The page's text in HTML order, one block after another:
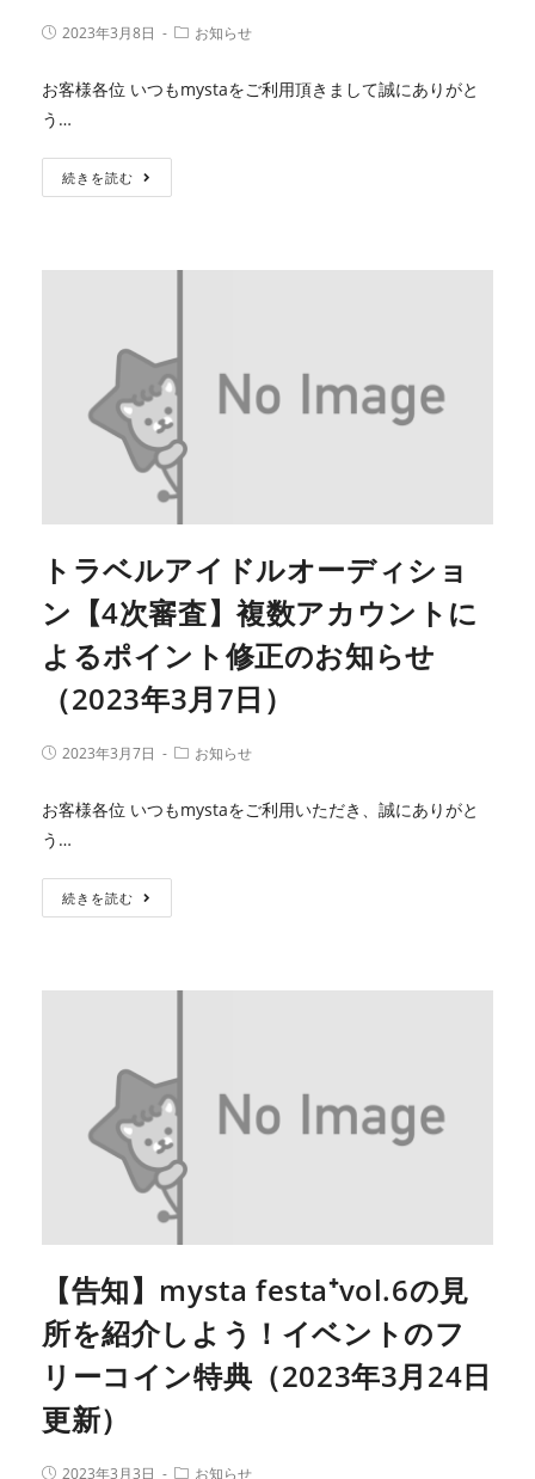
2023年3月8日 お知らせ
お客様各位 いつもmystaをご利用頂きまして誠にありがと
う…
続きを読む
トラベルアイドルオーディショ
ン【4次審査】複数アカウントに
よるポイント修正のお知らせ
（2023年3月7日）
2023年3月7日 お知らせ
お客様各位 いつもmystaをご利用いただき、誠にありがと
う…
続きを読む
【告知】mysta festa⁺vol.6の見
所を紹介しよう！イベントのフ
リーコイン特典（2023年3月24日
更新）
2023年3月3日 お知らせ